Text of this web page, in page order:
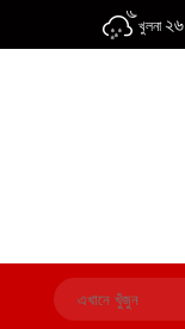
খুলনা ২৬